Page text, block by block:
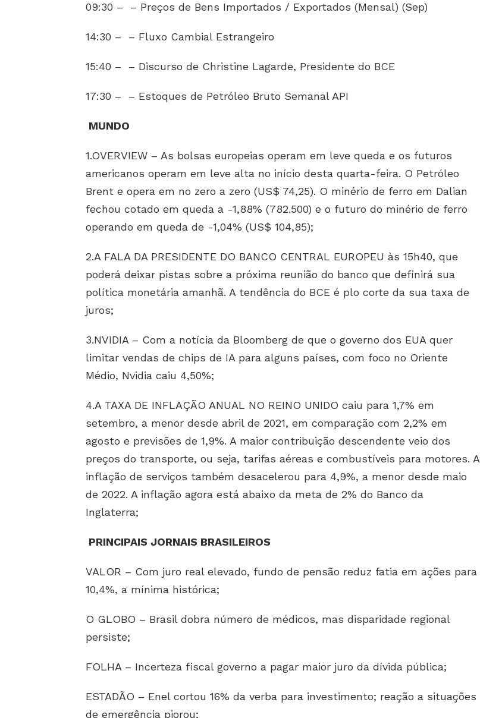
09:30 – – Preços de Bens Importados / Exportados (Mensal) (Sep)
14:30 – – Fluxo Cambial Estrangeiro
15:40 – – Discurso de Christine Lagarde, Presidente do BCE
17:30 – – Estoques de Petróleo Bruto Semanal API
MUNDO
1.OVERVIEW – As bolsas europeias operam em leve queda e os futuros
americanos operam em leve alta no início desta quarta-feira. O Petróleo
Brent e opera em no zero a zero (US$ 74,25). O minério de ferro em Dalian
fechou cotado em queda a -1,88% (782.500) e o futuro do minério de ferro
operando em queda de -1,04% (US$ 104,85);
2.A FALA DA PRESIDENTE DO BANCO CENTRAL EUROPEU às 15h40, que
poderá deixar pistas sobre a próxima reunião do banco que definirá sua
política monetária amanhã. A tendência do BCE é plo corte da sua taxa de
juros;
3.NVIDIA – Com a notícia da Bloomberg de que o governo dos EUA quer
limitar vendas de chips de IA para alguns países, com foco no Oriente
Médio, Nvidia caiu 4,50%;
4.A TAXA DE INFLAÇÃO ANUAL NO REINO UNIDO caiu para 1,7% em
setembro, a menor desde abril de 2021, em comparação com 2,2% em
agosto e previsões de 1,9%. A maior contribuição descendente veio dos
preços do transporte, ou seja, tarifas aéreas e combustíveis para motores. A
inflação de serviços também desacelerou para 4,9%, a menor desde maio
de 2022. A inflação agora está abaixo da meta de 2% do Banco da
Inglaterra;
PRINCIPAIS JORNAIS BRASILEIROS
VALOR – Com juro real elevado, fundo de pensão reduz fatia em ações para
10,4%, a mínima histórica;
O GLOBO – Brasil dobra número de médicos, mas disparidade regional
persiste;
FOLHA – Incerteza fiscal governo a pagar maior juro da dívida pública;
ESTADÃO – Enel cortou 16% da verba para investimento; reação a situações
de emergência piorou;